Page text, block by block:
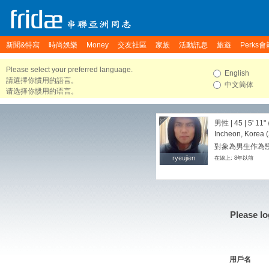
新聞&特寫 時尚娛樂 Money 交友社區 家族 活動訊息 旅遊 Perks會
Please select your preferred language.
請選擇你慣用的語言。
请选择你惯用的语言。
English
中文简体
ryeujien
ryeujien
男性 | 45 | 5' 11"
Incheon, Korea
對象為男生作為
在線上: 8年以前
Please
用戶名